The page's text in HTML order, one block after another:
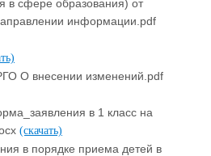
в сфере образования) от
информации.pdf
О внесении изменений.pdf
в 1 класс на
(скачать)
в порядке приема детей в